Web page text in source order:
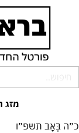
כ״ה בְּאָב תשפ״ו